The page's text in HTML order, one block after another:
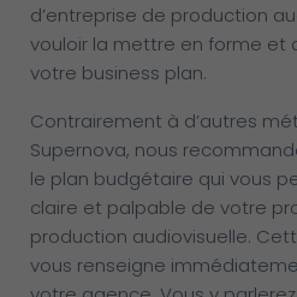
d’entreprise de production
vouloir la mettre en forme et
votre business plan.
Contrairement à d’autres
Supernova, nous
le plan budgétaire qui vous
claire et palpable de votre
production audiovisuelle.
vous renseigne